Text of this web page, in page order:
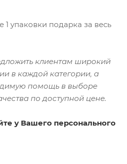
1 упаковки подарка за весь
клиентам широкий
в каждой категории, а
помощь в выборе
по доступной цене.
у Вашего персонального